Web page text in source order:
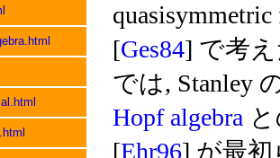
[Ges84] で考
では, Stanley
Hopf algebra
[Ehr96] が最